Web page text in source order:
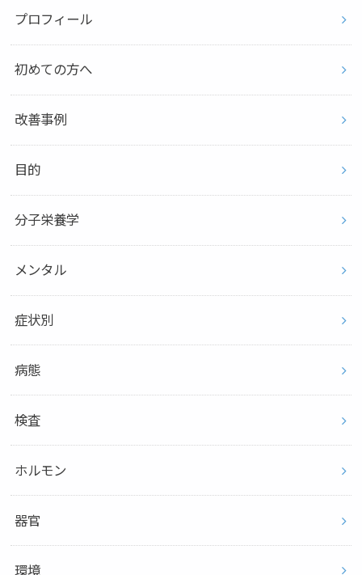
プロフィール
初めての方へ
改善事例
目的
分子栄養学
メンタル
症状別
病態
検査
ホルモン
器官
環境